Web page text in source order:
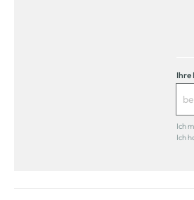
Ihre
Ich
Ich